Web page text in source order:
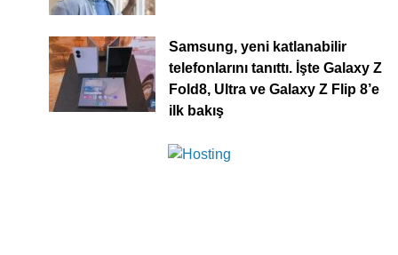
Samsung, yeni katlanabilir
telefonlarını tanıttı. İşte Galaxy Z
Fold8, Ultra ve Galaxy Z Flip 8’e
ilk bakış